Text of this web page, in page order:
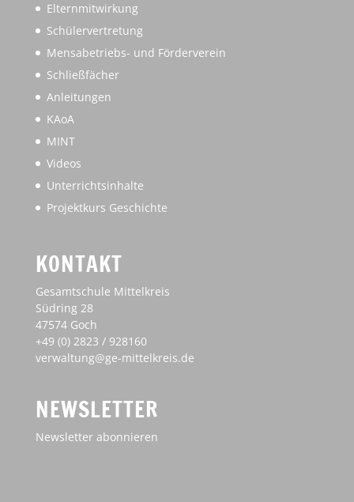
Elternmitwirkung
Schülervertretung
Mensabetriebs- und Förderverein
Schließfächer
Anleitungen
KAoA
MINT
Videos
Unterrichtsinhalte
Projektkurs Geschichte
KONTAKT
Gesamtschule Mittelkreis
Südring 28
47574 Goch
+49 (0) 2823 / 928160
verwaltung@ge-mittelkreis.de
NEWSLETTER
Newsletter abonnieren